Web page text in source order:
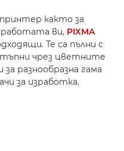
както за
работата ви, PIXMA
Те са пълни с
чрез цветните
за разнообразна гама
за изработка.